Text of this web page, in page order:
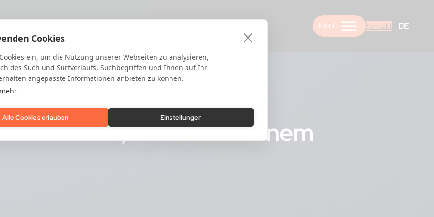
Kontakt DE
Verstehen, wer hinter einem
Cookies
ein, um die Nutzung unserer Webseiten zu analysieren,
des Such und Surfverlaufs, Suchbegriffen und Ihnen auf Ihr
angepasste Informationen anbieten zu können.
Alle Cookies erlauben Einstellungen